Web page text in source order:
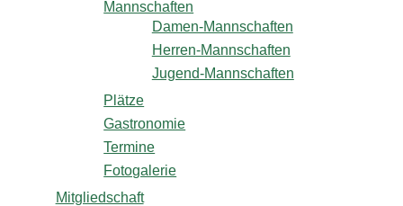
Mannschaften
Damen-Mannschaften
Herren-Mannschaften
Jugend-Mannschaften
Plätze
Gastronomie
Termine
Fotogalerie
Mitgliedschaft